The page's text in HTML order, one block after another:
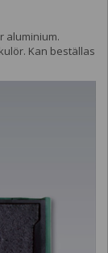
aluminium.
Kan beställas